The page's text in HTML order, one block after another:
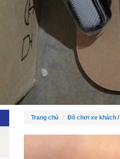
Trang chủ Đồ chơi xe khách /